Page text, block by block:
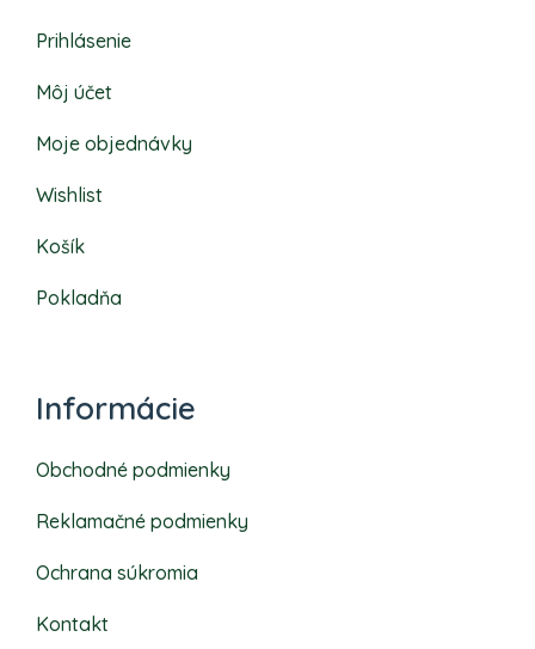
Prihlásenie
Môj účet
Moje objednávky
Wishlist
Košík
Pokladňa
Informácie
Obchodné podmienky
Reklamačné podmienky
Ochrana súkromia
Kontakt